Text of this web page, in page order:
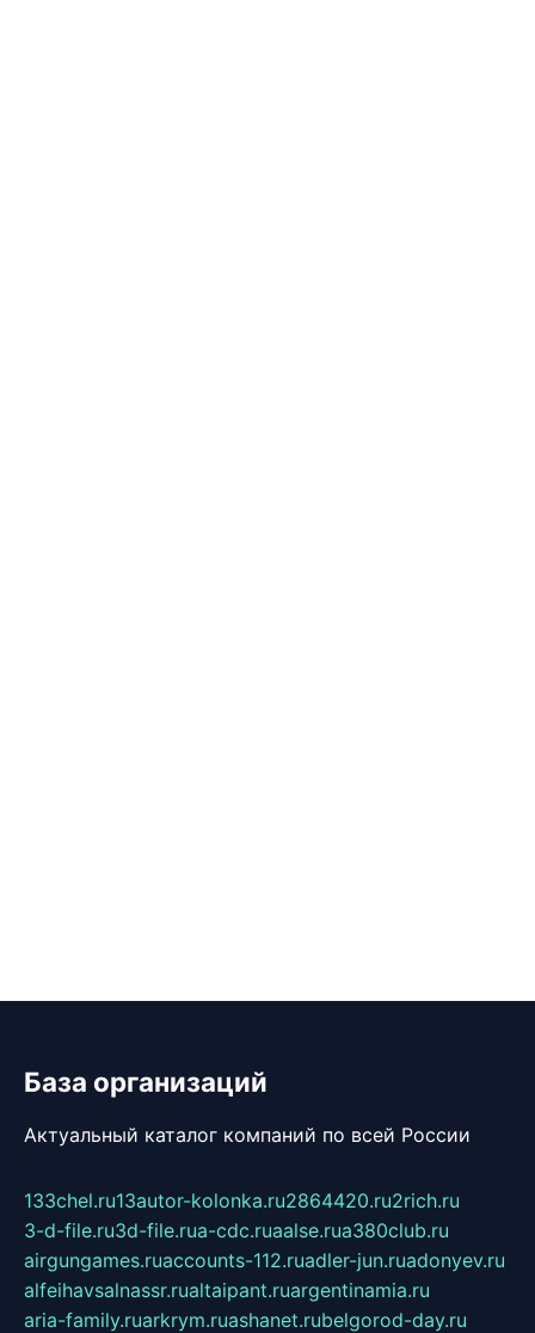
База организаций
Актуальный каталог компаний по всей России
133chel.ru13autor-kolonka.ru2864420.ru2rich.ru
3-d-file.ru3d-file.rua-cdc.ruaalse.rua380club.ru
airgungames.ruaccounts-112.ruadler-jun.ruadonyev.ru
alfeihavsalnassr.rualtaipant.ruargentinamia.ru
aria-family.ruarkrym.ruashanet.rubelgorod-day.ru